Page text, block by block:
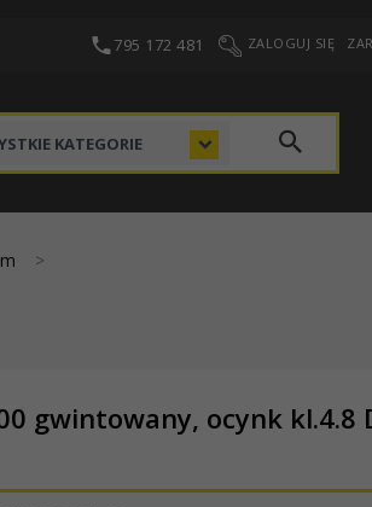
795 172 481 ZALOGUJ SIĘ
KATEGORIE
gwintowany, ocynk kl.4.8